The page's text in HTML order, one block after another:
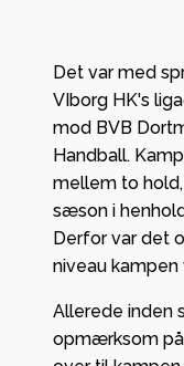
Det var med
VIborg HK's
mod BVB
Handball.
mellem to
sæson i
Derfor var det
niveau
Allerede inden
opmærksom